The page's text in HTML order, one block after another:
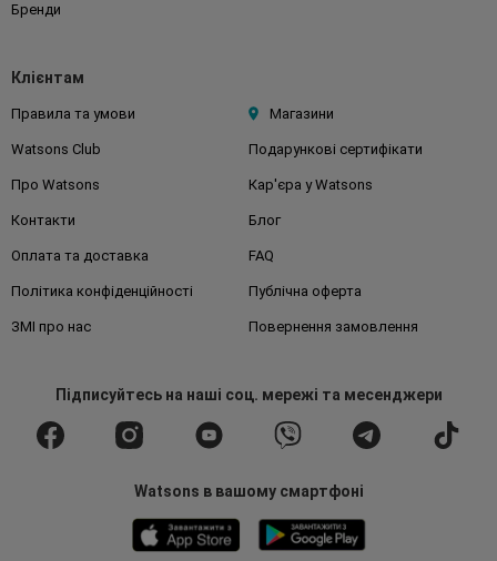
Бренди
Клієнтам
Правила та умови Магазини
Watsons Club Подарункові сертифікати
Про Watsons Кар'єра у Watsons
Контакти Блог
Оплата та доставка FAQ
Політика конфіденційності Публічна оферта
ЗМІ про нас Повернення замовлення
Підписуйтесьна наші соц. мережі та месенджери
Watsons в вашому смартфоні